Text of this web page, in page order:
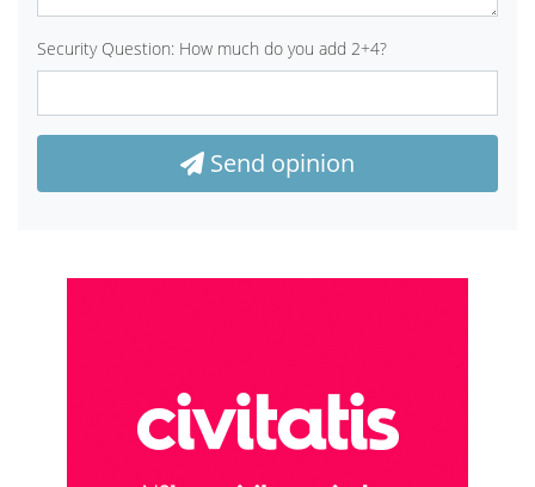
Security Question: How much do you add 2+4?
Send opinion